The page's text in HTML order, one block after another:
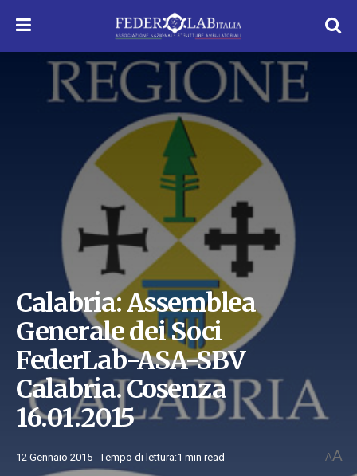
Calabria: Assemblea
Generale dei Soci
FederLab-ASA-SBV
Calabria. Cosenza
16.01.2015
12 Gennaio 2015 Tempo di lettura:1 min read AA